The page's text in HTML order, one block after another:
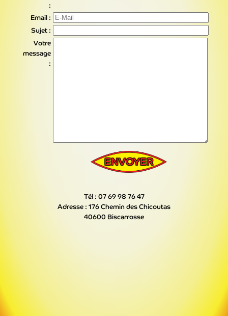
:
Email :
Sujet :
Votre
message
:
ENVOYER
Tél : 07 69 98 76 47
Adresse : 176 Chemin des Chicoutas
40600 Biscarrosse